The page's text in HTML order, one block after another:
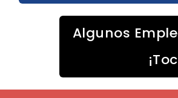
Algunos